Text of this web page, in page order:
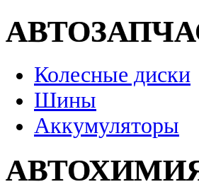
Колесные диски
Шины
Аккумуляторы